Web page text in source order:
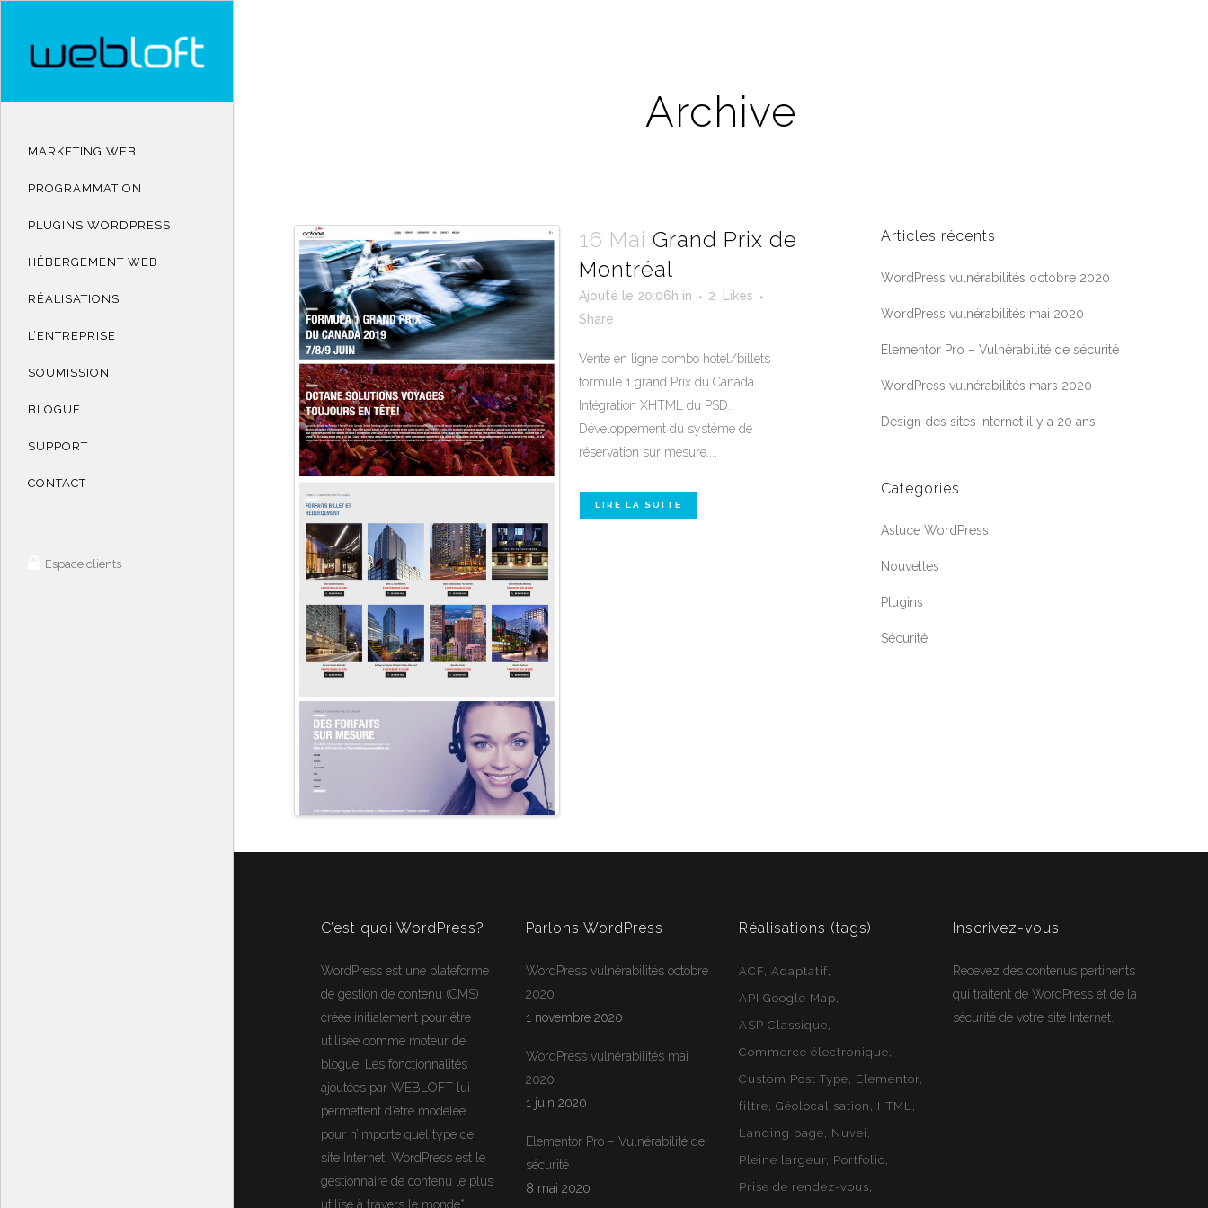
MARKETING WEB
PROGRAMMATION
PLUGINS WORDPRESS
HÉBERGEMENT WEB
RÉALISATIONS
L’ENTREPRISE
SOUMISSION
BLOGUE
SUPPORT
CONTACT
Espace clients
Archive
16 Mai Grand Prix de
Montréal
Ajouté le 20:06h in 2
Likes
Share
Vente en ligne combo hotel/billets
formule 1 grand Prix du Canada.
Intégration XHTML du PSD.
Développement du système de
réservation sur mesure....
LIRE LA SUITE
Articles récents
WordPress vulnérabilités octobre 2020
WordPress vulnérabilités mai 2020
Elementor Pro – Vulnérabilité de sécurité
WordPress vulnérabilités mars 2020
Design des sites Internet il y a 20 ans
Catégories
Astuce WordPress
Nouvelles
Plugins
Sécurité
C’est quoi WordPress?
WordPress est une plateforme
de gestion de contenu (CMS)
créée initialement pour être
utilisée comme moteur de
blogue. Les fonctionnalités
ajoutées par WEBLOFT lui
permettent d’être modelée
pour n’importe quel type de
site Internet. WordPress est le
gestionnaire de contenu le plus
utilisé à travers le monde*
Parlons WordPress
WordPress vulnérabilités octobre
2020
1 novembre 2020
WordPress vulnérabilités mai
2020
1 juin 2020
Elementor Pro – Vulnérabilité de
sécurité
8 mai 2020
Réalisations (tags)
ACF Adaptatif
API Google Map
ASP Classique
Commerce électronique
Custom Post Type
Elementor
filtre Géolocalisation
HTML
Landing page
Nuvei
Pleine largeur Portfolio
Prise de rendez-vous
Inscrivez-vous!
Recevez des contenus pertinents
qui traitent de WordPress et de la
sécurité de votre site Internet.